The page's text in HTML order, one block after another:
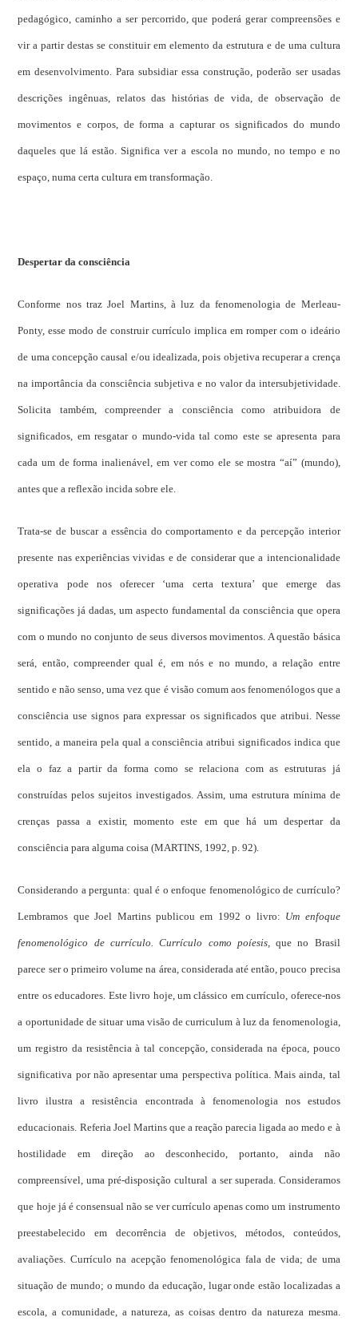
pedagógico, caminho a ser percorrido, que poderá gerar compreensões e
vir a partir destas se constituir em elemento da estrutura e de uma cultura
em desenvolvimento. Para subsidiar essa construção, poderão ser usadas
descrições ingênuas, relatos das histórias de vida, de observação de
movimentos e corpos, de forma a capturar os significados do mundo
daqueles que lá estão. Significa ver a escola no mundo, no tempo e no
espaço, numa certa cultura em transformação.
Despertar da consciência
Conforme nos traz Joel Martins, à luz da fenomenologia de Merleau-
Ponty, esse modo de construir currículo implica em romper com o ideário
de uma concepção causal e/ou idealizada, pois objetiva recuperar a crença
na importância da consciência subjetiva e no valor da intersubjetividade.
Solicita também, compreender a consciência como atribuidora de
significados, em resgatar o mundo-vida tal como este se apresenta para
cada um de forma inalienável, em ver como ele se mostra “aí” (mundo),
antes que a reflexão incida sobre ele.
Trata-se de buscar a essência do comportamento e da percepção interior
presente nas experiências vividas e de considerar que a intencionalidade
operativa pode nos oferecer ‘uma certa textura’ que emerge das
significações já dadas, um aspecto fundamental da consciência que opera
com o mundo no conjunto de seus diversos movimentos. A questão básica
será, então, compreender qual é, em nós e no mundo, a relação entre
sentido e não senso, uma vez que é visão comum aos fenomenólogos que a
consciência use signos para expressar os significados que atribui. Nesse
sentido, a maneira pela qual a consciência atribui significados indica que
ela o faz a partir da forma como se relaciona com as estruturas já
construídas pelos sujeitos investigados. Assim, uma estrutura mínima de
crenças passa a existir, momento este em que há um despertar da
consciência para alguma coisa (MARTINS, 1992, p. 92).
Considerando a pergunta: qual é o enfoque fenomenológico de currículo?
Lembramos que Joel Martins publicou em 1992 o livro: Um enfoque
fenomenológico de currículo. Currículo como poíesis,que no Brasil
parece ser o primeiro volume na área, considerada até então, pouco precisa
entre os educadores. Este livro hoje, um clássico em currículo, oferece-nos
a oportunidade de situar uma visão de curriculum à luz da fenomenologia,
um registro da resistência à tal concepção, considerada na época, pouco
significativa por não apresentar uma perspectiva política. Mais ainda, tal
livro ilustra a resistência encontrada à fenomenologia nos estudos
educacionais. Referia Joel Martins que a reação parecia ligada ao medo e à
hostilidade em direção ao desconhecido, portanto, ainda não
compreensível, uma pré-disposição cultural a ser superada. Consideramos
que hoje já é consensual não se ver currículo apenas como um instrumento
preestabelecido em decorrência de objetivos, métodos, conteúdos,
avaliações. Currículo na acepção fenomenológica fala de vida; de uma
situação de mundo; o mundo da educação, lugar onde estão localizadas a
escola, a comunidade, a natureza, as coisas dentro da natureza mesma.